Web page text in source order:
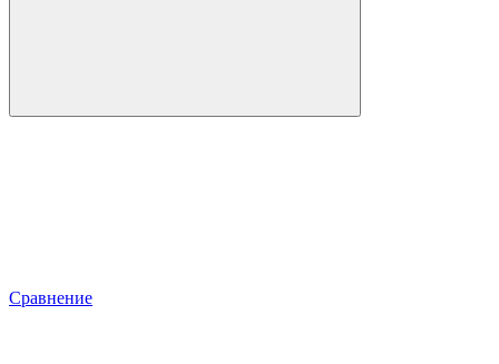
Сравнение